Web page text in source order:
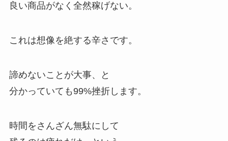
良い商品がなく全然稼げない。
これは想像を絶する辛さです。
諦めないことが大事、と
分かっていても99%挫折します。
時間をさんざん無駄にして